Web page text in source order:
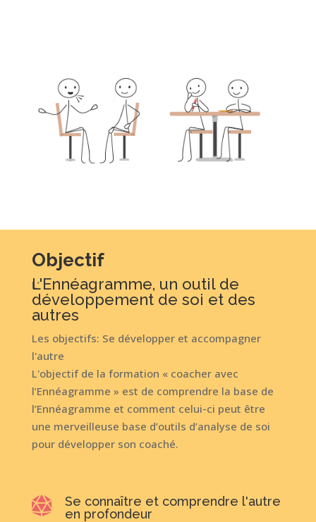
Objectif
L’
L'Ennéagramme, un outil de
développement de soi et des
autres
Les objectifs: Se développer et accompagner
l'autre
L'objectif de la formation « coacher avec
l’Ennéagramme » est de comprendre la base de
l’Ennéagramme et comment celui-ci peut être
une merveilleuse base d’outils d’analyse de soi
pour développer son coaché.

Se connaître et comprendre l'autre
en profondeur